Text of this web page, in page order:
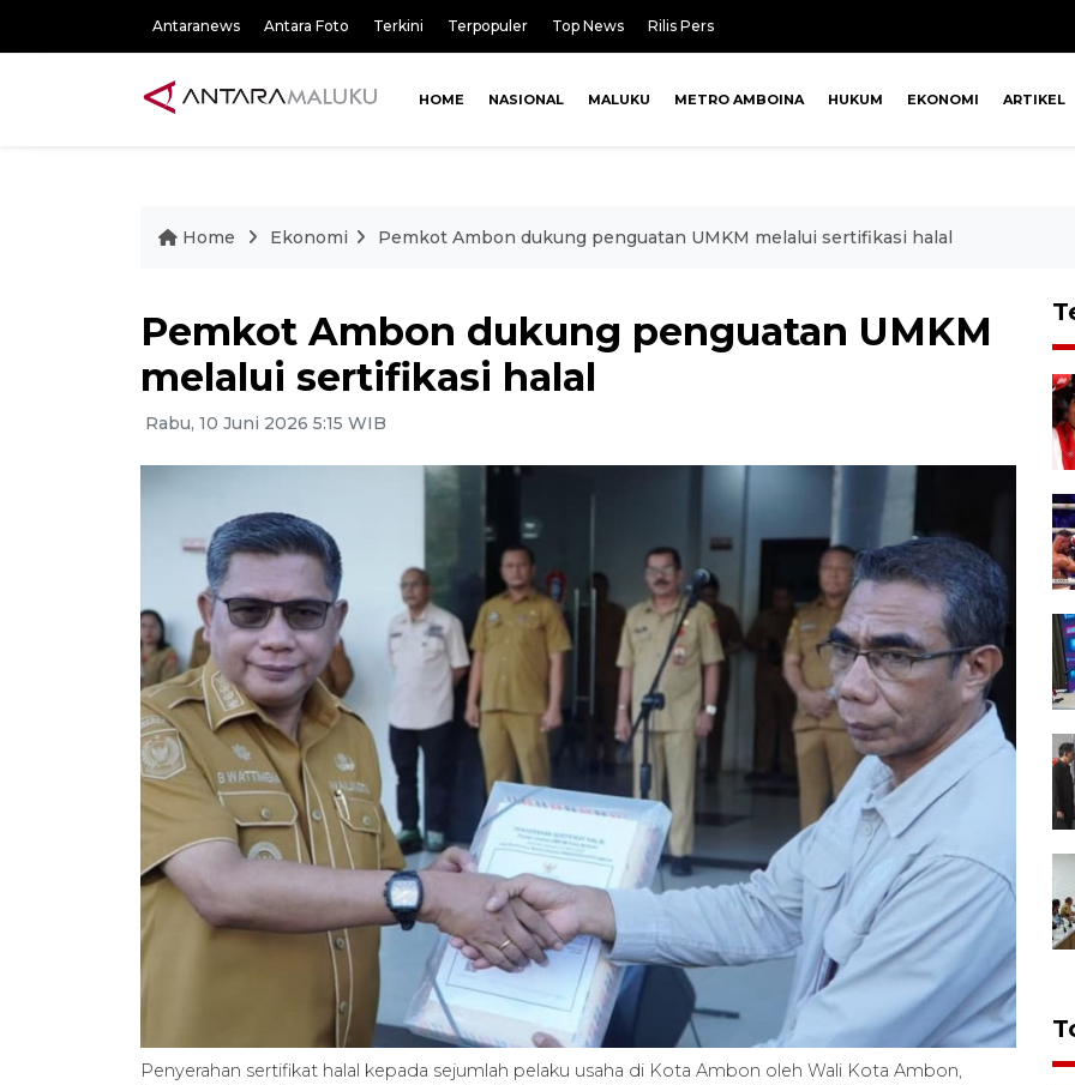
Antaranews Antara Foto Terkini Terpopuler Top News Rilis Pers
HOME NASIONAL MALUKU METRO AMBOINA HUKUM EKONOMI ARTIKEL
Home Ekonomi Pemkot Ambon dukung penguatan UMKM melalui sertifikasi halal
Pemkot Ambon dukung penguatan UMKM
melalui sertifikasi halal
Rabu, 10 Juni 2026 5:15 WIB
Penyerahan sertifikat halal kepada sejumlah pelaku usaha di Kota Ambon oleh Wali Kota Ambon,